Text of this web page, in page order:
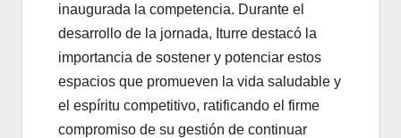
inaugurada la competencia. Durante el
desarrollo de la jornada, Iturre destacó la
importancia de sostener y potenciar estos
espacios que promueven la vida saludable y
el espíritu competitivo, ratificando el firme
compromiso de su gestión de continuar